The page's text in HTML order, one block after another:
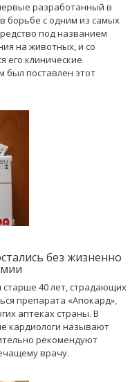
разработанный в
борьбе с одним из самых
под названием
на животных, и со
его клинические
был поставлен этот
без жизненно
старше 40 лет, страдающих
препарата «Апокард»,
аптеках страны. В
кардиологи называют
рекомендуют
врачу.